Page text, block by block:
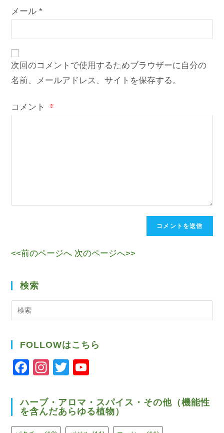
メール*
次回のコメントで使用するためブラウザーに自分の
名前、メールアドレス、サイトを保存する。
コメント ※
<<前のページへ 次のページへ>>
検索
索
FOLLOWはこちら
F
c
e
In
a
gr
T
tt
er
u
T
ハーブ・アロマ・スパイス・その他（機能性
を含んだあらゆる植物）